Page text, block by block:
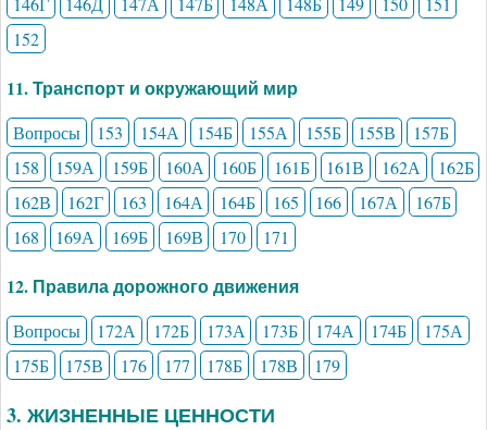
152
11. Транспорт и окружающий мир
Вопросы 153 154А 154Б 155А 155Б 155В
157Б
158
159А 159Б 160А 160Б 161Б 161В 162А
162Б
162В
162Г 163 164А 164Б 165 166 167А
167Б
168
169А 169Б 169В 170 171
12. Правила дорожного движения
Вопросы 172А 172Б 173А 173Б 174А 174Б
175А
175Б
175В 176 177 178Б 178В 179
3. ЖИЗНЕННЫЕ ЦЕННОСТИ